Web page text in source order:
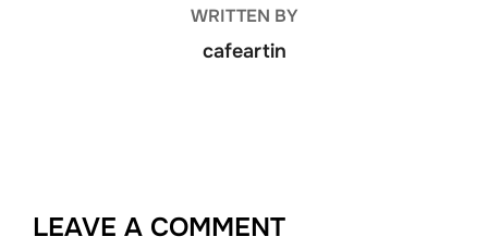
WRITTEN BY
cafeartin
LEAVE A COMMENT